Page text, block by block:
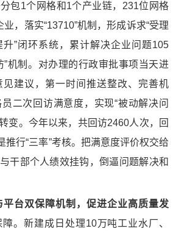
包1个网格和1个产业链，231位网格
，落实“13710”机制，形成诉求“受理
”闭环系统，累计解决企业问题105
”机制。对办理的行政审批事项当天进
建议，第一时间推送整改、完善机
二次回访满意度，实现“被动解决问
变。今年以来，共回访2460人次，回
推行“三率”考核。把满意度评价权交给
干部个人绩效挂钩，倒逼问题解决和
平台双保障机制，促进企业高质量发
。新建成日处理10万吨工业水厂、